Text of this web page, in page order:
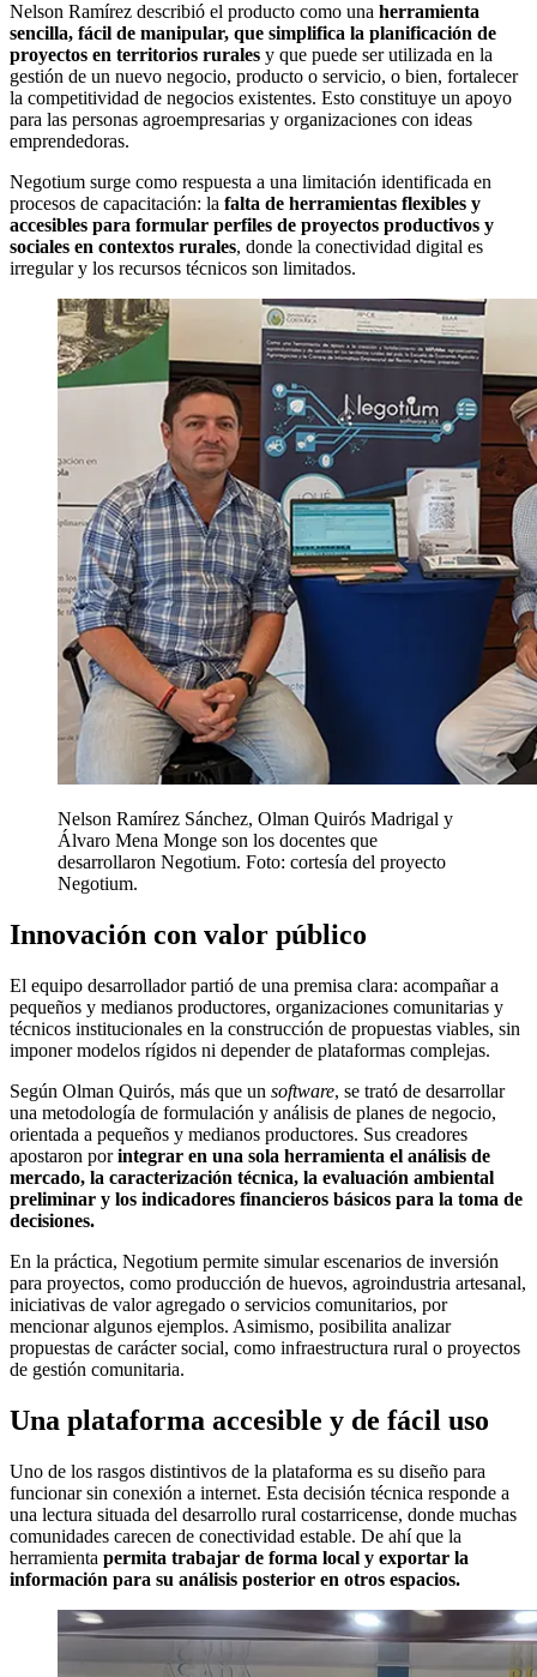
Nelson Ramírez describió el producto como una herramienta
sencilla, fácil de manipular, que simplifica la planificación de
proyectos en territorios rurales y que puede ser utilizada en la
gestión de un nuevo negocio, producto o servicio, o bien, fortalecer
la competitividad de negocios existentes. Esto constituye un apoyo
para las personas agroempresarias y organizaciones con ideas
emprendedoras.
Negotium surge como respuesta a una limitación identificada en
procesos de capacitación: la falta de herramientas flexibles y
accesibles para formular perfiles de proyectos productivos y
sociales en contextos rurales, donde la conectividad digital es
irregular y los recursos técnicos son limitados.
Nelson Ramírez Sánchez, Olman Quirós Madrigal y
Álvaro Mena Monge son los docentes que
desarrollaron Negotium. Foto: cortesía del proyecto
Negotium.
Innovación con valor público
El equipo desarrollador partió de una premisa clara: acompañar a
pequeños y medianos productores, organizaciones comunitarias y
técnicos institucionales en la construcción de propuestas viables, sin
imponer modelos rígidos ni depender de plataformas complejas.
Según Olman Quirós, más que un software, se trató de desarrollar
una metodología de formulación y análisis de planes de negocio,
orientada a pequeños y medianos productores. Sus creadores
apostaron porintegrar en una sola herramienta el análisis de
mercado, la caracterización técnica, la evaluación ambiental
preliminar y los indicadores financieros básicos para la toma de
decisiones.
En la práctica, Negotium permite simular escenarios de inversión
para proyectos, como producción de huevos, agroindustria artesanal,
iniciativas de valor agregado o servicios comunitarios, por
mencionar algunos ejemplos. Asimismo, posibilita analizar
propuestas de carácter social, como infraestructura rural o proyectos
de gestión comunitaria.
Una plataforma accesible y de fácil uso
Uno de los rasgos distintivos de la plataforma es su diseño para
funcionar sin conexión a internet. Esta decisión técnica responde a
una lectura situada del desarrollo rural costarricense, donde muchas
comunidades carecen de conectividad estable. De ahí que la
herramienta permita trabajar de forma local y exportar la
información para su análisis posterior en otros espacios.